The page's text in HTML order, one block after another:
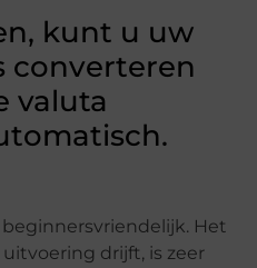
kunt u uw
converteren
valuta
Het
drijft, is zeer